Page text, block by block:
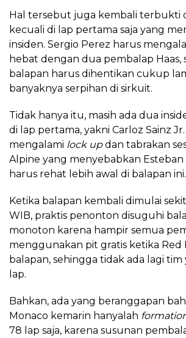
Hal tersebut juga kembali terbukti
kecuali di lap pertama saja yang
insiden. Sergio Perez harus
hebat dengan dua pembalap Haas,
balapan harus dihentikan cukup
banyaknya serpihan di sirkuit.
Tidak hanya itu, masih ada dua
di lap pertama, yakni Carloz Sainz
mengalami lock updan tabrakan
Alpine yang menyebabkan
harus rehat lebih awal di balapan ini.
Ketika balapan kembali dimulai
WIB, praktis penonton disuguhi
monoton karena hampir semua
menggunakan pit gratis ketika Red
balapan, sehingga tidak ada lagi tim
lap.
Bahkan, ada yang beranggapan
Monaco kemarin hanyalah
78 lap saja, karena susunan